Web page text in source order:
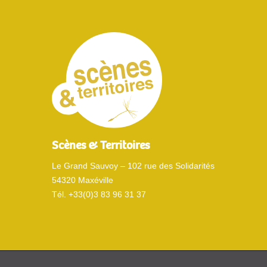
Scènes & Territoires
Le Grand Sauvoy – 102 rue des Solidarités
54320 Maxéville
Tél. +33(0)3 83 96 31 37